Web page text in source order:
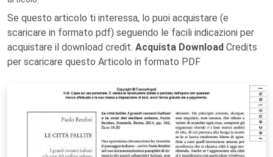
Se questo articolo ti interessa, lo puoi acquistare (e
scaricare in formato pdf) seguendo le facili indicazioni per
acquistare il download credit. Acquista Download Credits
per scaricare questo Articolo in formato PDF